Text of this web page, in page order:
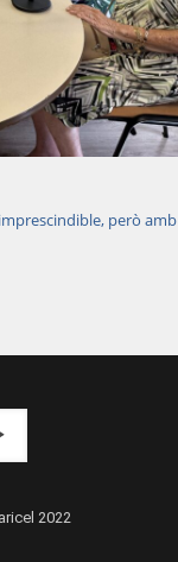
però amb
2022